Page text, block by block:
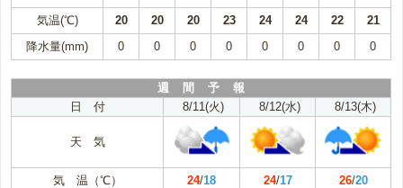
気温(℃) 20 20 20 23 24 24 22
21
降水量(mm)
0 0 0 0 0 0 0 0
週 間 予 報
日 付
8/11(火) 8/12(水) 8/13(木)
天 気
気 温（℃） 24/18 24/17 26/20